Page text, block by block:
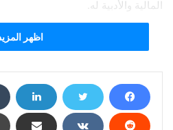
المالية والأدبية له.
ووقعت هيئة الطيران المدني، عقوبة
بالإضافة لسحب رخصة مساعده لمدة
اظهر